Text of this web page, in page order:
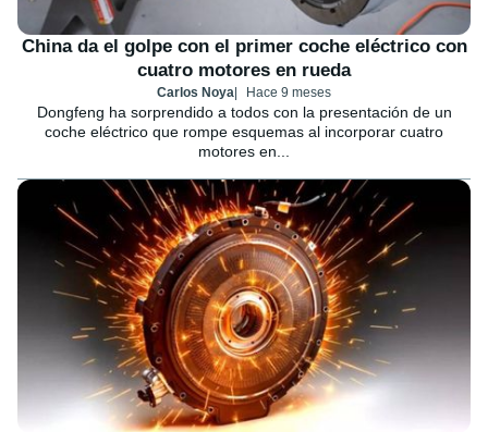
China da el golpe con el primer coche eléctrico con
cuatro motores en rueda
Carlos Noya Hace 9 meses
Dongfeng ha sorprendido a todos con la presentación de un
coche eléctrico que rompe esquemas al incorporar cuatro
motores en...